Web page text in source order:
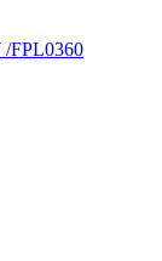
FPL0360